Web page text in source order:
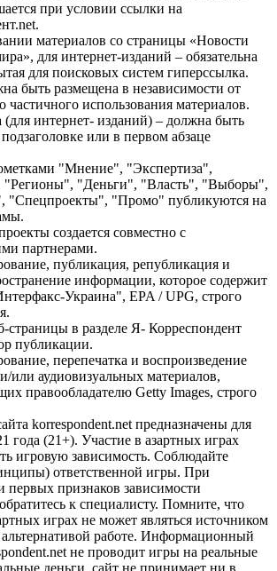
при условии ссылки на
материалов со страницы «Новости
для интернет-изданий – обязательна
для поисковых систем гиперссылка.
быть размещена в независимости от
частичного использования материалов.
(для интернет- изданий) – должна быть
или в первом абзаце
"Мнение", "Экспертиза",
"Регионы", "Деньги", "Власть", "Выборы",
"Спецпроекты", "Промо" публикуются на
создается совместно с
партнерами.
публикация, републикация и
информации, которое содержит
Украина", EPA / UPG, строго
страницы в разделе Я- Корреспондент
публикации.
перепечатка и воспроизведение
или аудиовизуальных материалов,
правообладателю Getty Images, строго
korrespondent.net предназначены для
года (21+). Участие в азартных играх
игровую зависимость. Соблюдайте
ответственной игры. При
первых признаков зависимости
к специалисту. Помните, что
играх не может являться источником
работе. Информационный
не проводит игры на реальные
деньги, сайт не принимает ни в